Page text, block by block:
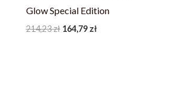
Glow Special Edition
214,23zł 164,79 zł